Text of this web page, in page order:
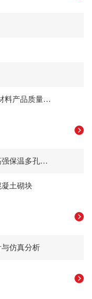
2024 年全国墙体屋面及道路用建筑材料产品质量大会 暨高质量发展论坛在湖南长沙成功召开
利用煤矸石废渣、赤泥、稻壳制备高强保温多孔砖及其性能研究
土砌块
仿真分析